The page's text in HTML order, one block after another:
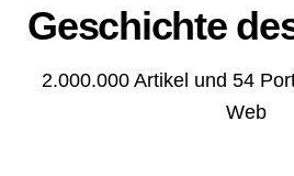
Geschichte
2.000.000 Artikel und 54
Web